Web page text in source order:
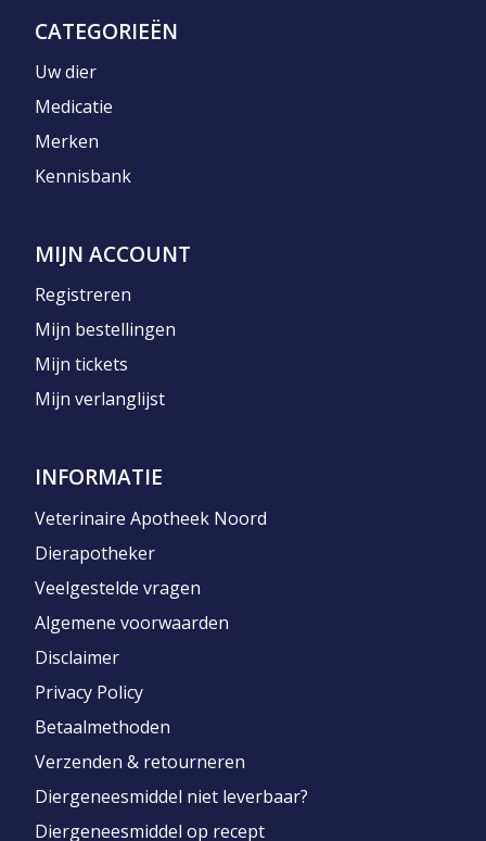
CATEGORIEËN
Uw dier
Medicatie
Merken
Kennisbank
MIJN ACCOUNT
Registreren
Mijn bestellingen
Mijn tickets
Mijn verlanglijst
INFORMATIE
Veterinaire Apotheek Noord
Dierapotheker
Veelgestelde vragen
Algemene voorwaarden
Disclaimer
Privacy Policy
Betaalmethoden
Verzenden & retourneren
Diergeneesmiddel niet leverbaar?
Diergeneesmiddel op recept